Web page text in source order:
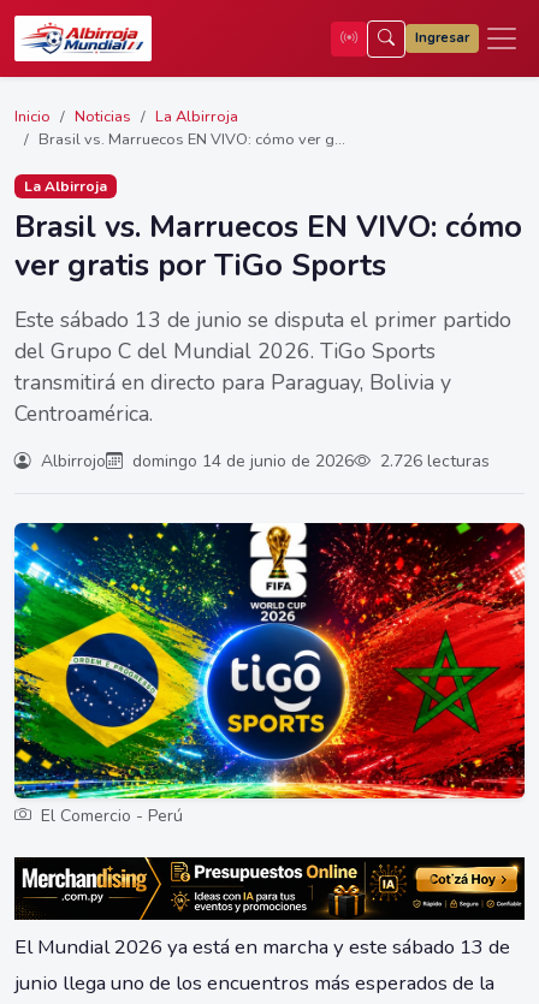
Ingresar
Inicio Noticias
La Albirroja
Brasil vs. Marruecos EN VIVO: cómo ver g...
La Albirroja
Brasil vs. Marruecos EN VIVO: cómo
ver gratis por TiGo Sports
Este sábado 13 de junio se disputa el primer partido
del Grupo C del Mundial 2026. TiGo Sports
transmitirá en directo para Paraguay, Bolivia y
Centroamérica.
Albirrojo domingo 14 de junio de 2026 2.726 lecturas
El Comercio - Perú
El Mundial 2026 ya está en marcha y este sábado 13 de
junio llega uno de los encuentros más esperados de la